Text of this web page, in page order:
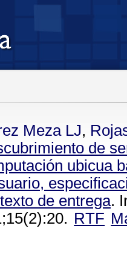
Meza LJ,
de
ubicua
de entrega.
RTF